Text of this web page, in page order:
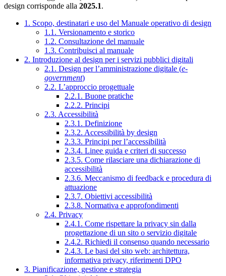
design corrisponde alla 2025.1.
1. Scopo, destinatari e uso del Manuale operativo di design
1.1. Versionamento e storico
1.2. Consultazione del manuale
1.3. Contribuisci al manuale
2. Introduzione al design per i servizi pubblici digitali
2.1. Design per l’amministrazione digitale (e-
government)
2.2. L’approccio progettuale
2.2.1. Buone pratiche
2.2.2. Principi
2.3. Accessibilità
2.3.1. Definizione
2.3.2. Accessibilità by design
2.3.3. Principi per l’accessibilità
2.3.4. Linee guida e criteri di successo
2.3.5. Come rilasciare una dichiarazione di
accessibilità
2.3.6. Meccanismo di feedback e procedura di
attuazione
2.3.7. Obiettivi accessibilità
2.3.8. Normativa e approfondimenti
2.4. Privacy
2.4.1. Come rispettare la privacy sin dalla
progettazione di un sito o servizio digitale
2.4.2. Richiedi il consenso quando necessario
2.4.3. Le basi del sito web: architettura,
informativa privacy, riferimenti DPO
3. Pianificazione, gestione e strategia